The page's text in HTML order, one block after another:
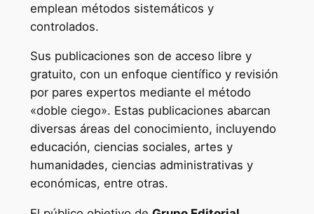
emplean métodos sistemáticos y
controlados.
Sus publicaciones son de acceso libre y
gratuito, con un enfoque científico y revisión
por pares expertos mediante el método
«doble ciego». Estas publicaciones abarcan
diversas áreas del conocimiento, incluyendo
educación, ciencias sociales, artes y
humanidades, ciencias administrativas y
económicas, entre otras.